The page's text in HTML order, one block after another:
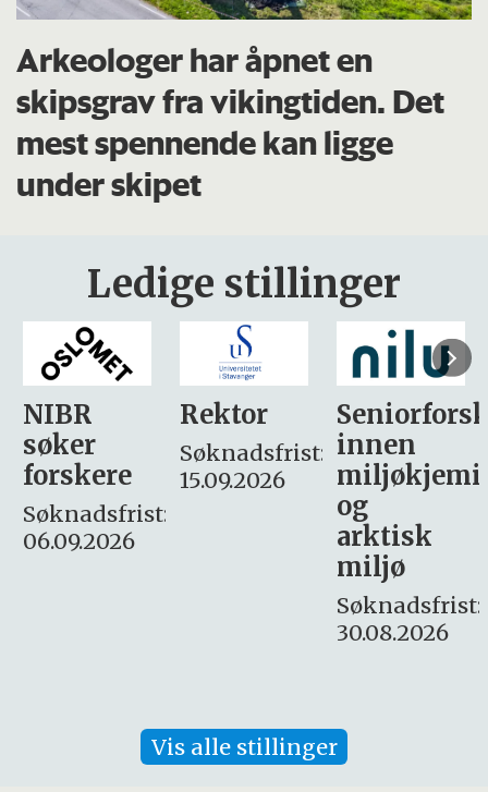
Arkeologer har åpnet en
skipsgrav fra vikingtiden. Det
mest spennende kan ligge
under skipet
Ledige stillinger
Rektor
Søknadsfrist:
15.09.2026
Seniorforsker
innen
miljøkjemi
søker
– fast
Søknadsfrist:
16. august.
Vis alle stillinger